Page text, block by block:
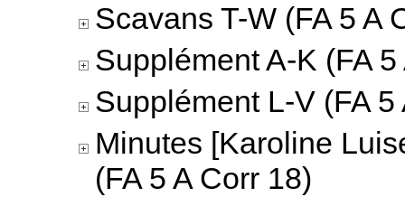
Scavans T-W (FA 5 A
Supplément A-K (FA
Supplément L-V (FA 5
Minutes [Karoline
(FA 5 A Corr 18)